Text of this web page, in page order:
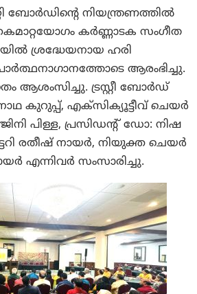
ബോർഡിന്റെ നിയന്ത്രണത്തിൽ
കർണ്ണാടക സംഗീത
ശ്രദ്ധേയനായ ഹരി
ആരംഭിച്ചു.
ആശംസിച്ചു. ട്രസ്റ്റീ ബോർഡ്
കുറുപ്പ്, എക്സിക്യൂട്ടീവ് ചെയർ
പിള്ള, പ്രസിഡന്റ് ഡോ: നിഷ
രതീഷ് നായർ, നിയുക്ത ചെയർ
എന്നിവർ സംസാരിച്ചു.